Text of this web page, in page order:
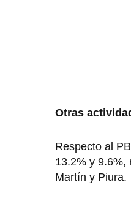
Otras
Respecto al
13.2% y 9.6%,
Martín y Piura.